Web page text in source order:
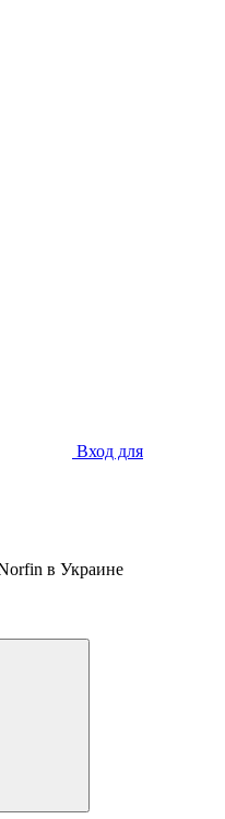
Вход для
в Украине